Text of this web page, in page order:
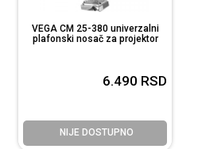
VEGA CM 25-380 univerzalni
plafonski nosač za projektor
6.490 RSD
NIJE DOSTUPNO